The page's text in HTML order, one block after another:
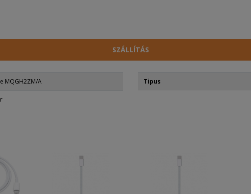
SZÁLLÍTÁS
MQGH2ZM/A Tipus